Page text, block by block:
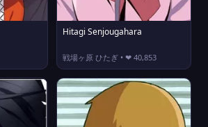
Hitagi Senjougahara
戦場ヶ原 ひたぎ • ❤ 40,853